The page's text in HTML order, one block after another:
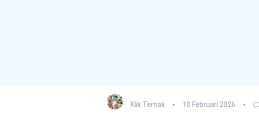
Klik Ternak 10 Februari 2026